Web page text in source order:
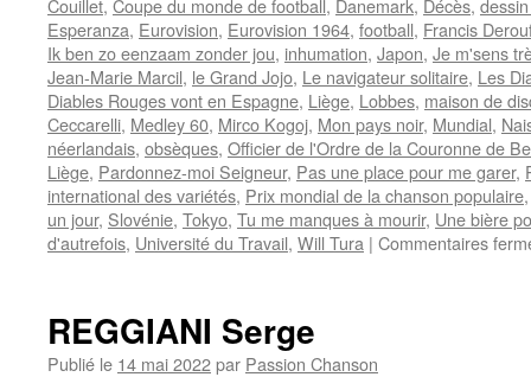
Couillet, Coupe du monde de football, Danemark, Décès,
Esperanza, Eurovision, Eurovision 1964, football, Francis
Ik ben zo eenzaam zonder jou, inhumation, Japon, Je m'sens
Jean-Marie Marcil, le Grand Jojo, Le navigateur solitaire, Les
Diables Rouges vont en Espagne, Liège, Lobbes, maison de
Ceccarelli, Medley 60, Mirco Kogoj, Mon pays noir, Mundial,
néerlandais, obsèques, Officier de l'Ordre de la Couronne de
Liège, Pardonnez-moi Seigneur, Pas une place pour me garer,
international des variétés, Prix mondial de la chanson populaire
un jour, Slovénie, Tokyo, Tu me manques à mourir, Une bière
d'autrefois, Université du Travail, Will Tura | Commentaires
REGGIANI Serge
Publié le 14 mai 2022par Passion Chanson